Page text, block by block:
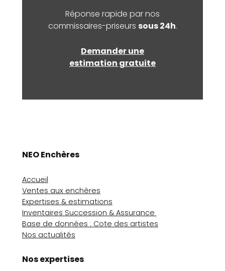
Réponse rapide par nos
commissaires-priseurs sous 24h.
Demander une
estimation gratuite
NEO Enchères
Accueil
Ventes aux enchères
Expertises & estimations
Inventaires Succession & Assurance
Base de données : Cote des artistes
Nos actualités
Nos expertises